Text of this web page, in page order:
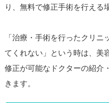
り、無料で修正手術を行える
「治療・手術を行ったクリ
てくれない」という時は、美
修正が可能なドクターの紹介
きます。